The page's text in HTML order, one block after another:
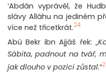
‘Abdán vyprávěl, že
slávy Alláhu na jediném
více než třicetkrát.24
Abú Bekr ibn Ajjáš řek: „
Sábita, padnout na tvář,
jak dlouho v pozici zůstal.“